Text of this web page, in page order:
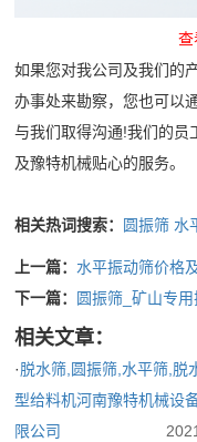
查
如果您对我公司及我们的
办事处来勘察，您也可以
与我们取得沟通!我们的员
及豫特机械贴心的服务。
相关热词搜索： 圆振筛 水
上一篇：水平振动筛价格
下一篇： 圆振筛_矿山专
相关文章：
·脱水筛,圆振筛,水平筛,脱
型给料机河南豫特机械设
限公司